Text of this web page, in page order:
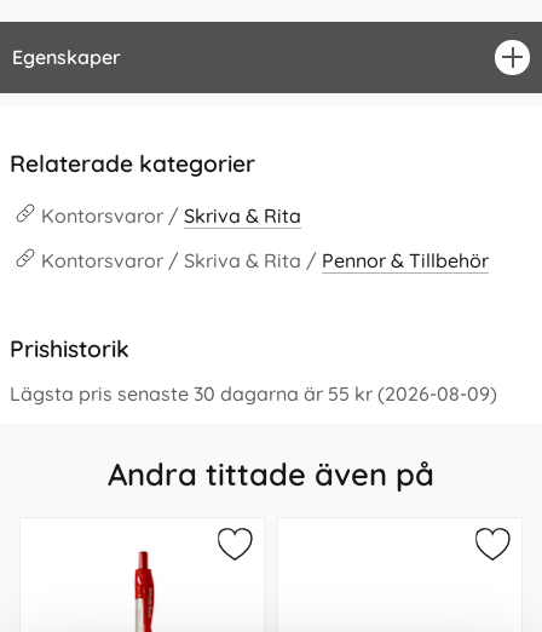
Egenskaper
Relaterade kategorier
Kontorsvaror / Skriva & Rita
Kontorsvaror / Skriva & Rita / Pennor & Tillbehör
Prishistorik
Lägsta pris senaste 30 dagarna är 55 kr (2026-08-09)
Andra tittade även på